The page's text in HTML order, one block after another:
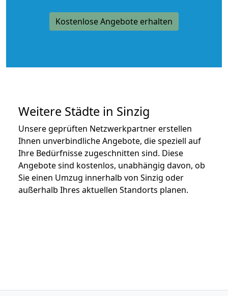
Kostenlose Angebote erhalten
Weitere Städte in Sinzig
Unsere geprüften Netzwerkpartner erstellen
Ihnen unverbindliche Angebote, die speziell auf
Ihre Bedürfnisse zugeschnitten sind. Diese
Angebote sind kostenlos, unabhängig davon, ob
Sie einen Umzug innerhalb von Sinzig oder
außerhalb Ihres aktuellen Standorts planen.